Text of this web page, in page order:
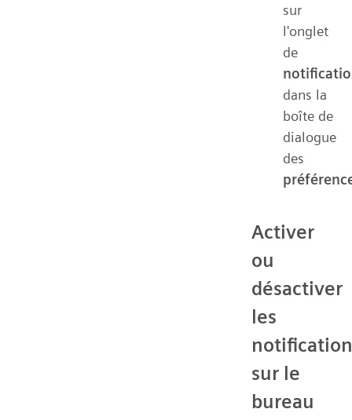
sur
l'onglet
de
dans la
boîte de
dialogue
des
Activer
ou
désactiver
les
sur le
bureau